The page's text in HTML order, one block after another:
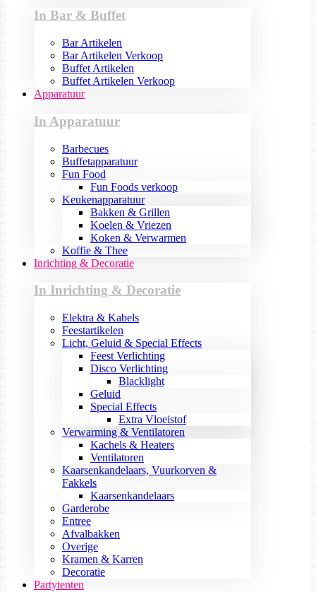
In Bar & Buffet
Bar Artikelen
Bar Artikelen Verkoop
Buffet Artikelen
Buffet Artikelen Verkoop
Apparatuur
In Apparatuur
Barbecues
Buffetapparatuur
Fun Food
Fun Foods verkoop
Keukenapparatuur
Bakken & Grillen
Koelen & Vriezen
Koken & Verwarmen
Koffie & Thee
Inrichting & Decoratie
In Inrichting & Decoratie
Elektra & Kabels
Feestartikelen
Licht, Geluid & Special Effects
Feest Verlichting
Disco Verlichting
Blacklight
Geluid
Special Effects
Extra Vloeistof
Verwarming & Ventilatoren
Kachels & Heaters
Ventilatoren
Kaarsenkandelaars, Vuurkorven &
Fakkels
Kaarsenkandelaars
Garderobe
Entree
Afvalbakken
Overige
Kramen & Karren
Decoratie
Partytenten